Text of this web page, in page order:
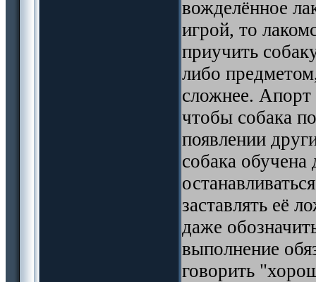
вожделённое
игрой, то
приучить
либо
сложнее. Апорт
чтобы собака
появлении
собака
заставлять её
даже
выполнение
говорить